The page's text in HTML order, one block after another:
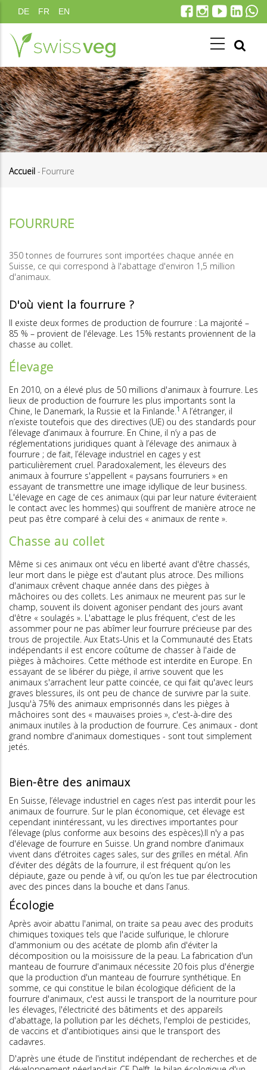
au
contenu
principal
DE FR EN
Accueil - Fourrure
FOURRURE
350 tonnes de fourrures sont importées chaque année en
Suisse, ce qui correspond à l'abattage d'environ 1,5 million
d'animaux.
D'où vient la fourrure ?
Il existe deux formes de production de fourrure : La majorité –
85 % – provient de l'élevage. Les 15% restants proviennent de la
chasse au collet.
Élevage
En 2010, on a élevé plus de 50 millions d'animaux à fourrure. Les
lieux de production de fourrure les plus importants sont la
Chine, le Danemark, la Russie et la Finlande.1 A l’étranger, il
n’existe toutefois que des directives (UE) ou des standards pour
l’élevage d’animaux à fourrure. En Chine, il n’y a pas de
réglementations juridiques quant à l’élevage des animaux à
fourrure ; de fait, l’élevage industriel en cages y est
particulièrement cruel. Paradoxalement, les éleveurs des
animaux à fourrure s'appellent « paysans fourruriers » en
essayant de transmettre une image idyllique de leur business.
L'élevage en cage de ces animaux (qui par leur nature éviteraient
le contact avec les hommes) qui souffrent de manière atroce ne
peut pas être comparé à celui des « animaux de rente ».
Chasse au collet
Même si ces animaux ont vécu en liberté avant d'être chassés,
leur mort dans le piège est d'autant plus atroce. Des millions
d'animaux crêvent chaque année dans des pièges à
mâchoires ou des collets. Les animaux ne meurent pas sur le
champ, souvent ils doivent agoniser pendant des jours avant
d'être « soulagés ». L'abattage le plus fréquent, c'est de les
assommer pour ne pas abîmer leur fourrure précieuse par des
trous de projectile. Aux Etats-Unis et la Communauté des Etats
indépendants il est encore coûtume de chasser à l'aide de
pièges à mâchoires. Cette méthode est interdite en Europe. En
essayant de se libérer du piège, il arrive souvent que les
animaux s'arrachent leur patte coincée, ce qui fait qu'avec leurs
graves blessures, ils ont peu de chance de survivre par la suite.
Jusqu'à 75% des animaux emprisonnés dans les pièges à
mâchoires sont des « mauvaises proies », c'est-à-dire des
animaux inutiles à la production de fourrure. Ces animaux - dont
grand nombre d'animaux domestiques - sont tout simplement
jetés.
Bien-être des animaux
En Suisse, l’élevage industriel en cages n’est pas interdit pour les
animaux de fourrure. Sur le plan économique, cet élevage est
cependant inintéressant, vu les directives importantes pour
l’élevage (plus conforme aux besoins des espèces).Il n'y a pas
d'élevage de fourrure en Suisse. Un grand nombre d’animaux
vivent dans d’étroites cages sales, sur des grilles en métal. Afin
d’éviter des dégâts de la fourrure, il est fréquent qu’on les
dépiaute, gaze ou pende à vif, ou qu’on les tue par électrocution
avec des pinces dans la bouche et dans l’anus.
Écologie
Après avoir abattu l'animal, on traite sa peau avec des produits
chimiques toxiques tels que l'acide sulfurique, le chlorure
d'ammonium ou des acétate de plomb afin d'éviter la
décomposition ou la moisissure de la peau. La fabrication d'un
manteau de fourrure d'animaux nécessite 20 fois plus d'énergie
que la production d'un manteau de fourrure synthétique. En
somme, ce qui constitue le bilan écologique déficient de la
fourrure d'animaux, c'est aussi le transport de la nourriture pour
les élevages, l'électricité des bâtiments et des appareils
d'abattage, la pollution par les déchets, l'emploi de pesticides,
de vaccins et d'antibiotiques ainsi que le transport des
cadavres.
D'après une étude de l'institut indépendant de recherches et de